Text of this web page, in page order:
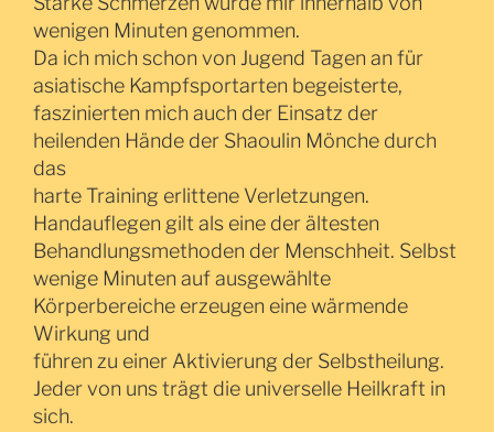
wenigen Minuten genommen.
Da ich mich schon von Jugend Tagen an für
asiatische Kampfsportarten begeisterte,
faszinierten mich auch der Einsatz der
heilenden Hände der Shaoulin Mönche durch
das
harte Training erlittene Verletzungen.
Handauflegen gilt als eine der ältesten
Behandlungsmethoden der Menschheit. Selbst
wenige Minuten auf ausgewählte
Körperbereiche erzeugen eine wärmende
Wirkung und
führen zu einer Aktivierung der Selbstheilung.
Jeder von uns trägt die universelle Heilkraft in
sich.